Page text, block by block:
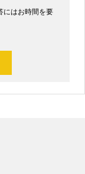
にはお時間を要